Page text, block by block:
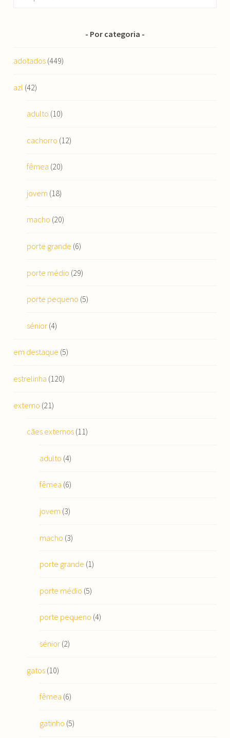
Por categoria
adotados (449)
azl (42)
adulto (10)
cachorro (12)
fêmea (20)
jovem (18)
macho (20)
porte grande (6)
porte médio (29)
porte pequeno (5)
sénior(4)
em destaque (5)
estrelinha (120)
externo (21)
cães externos(11)
adulto (4)
fêmea (6)
jovem (3)
macho (3)
porte grande (1)
porte médio (5)
porte pequeno (4)
sénior (2)
gatos(10)
fêmea (6)
gatinho (5)